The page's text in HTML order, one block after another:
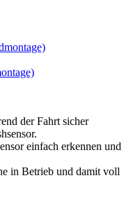
der Fahrt sicher
einfach erkennen und
in Betrieb und damit voll